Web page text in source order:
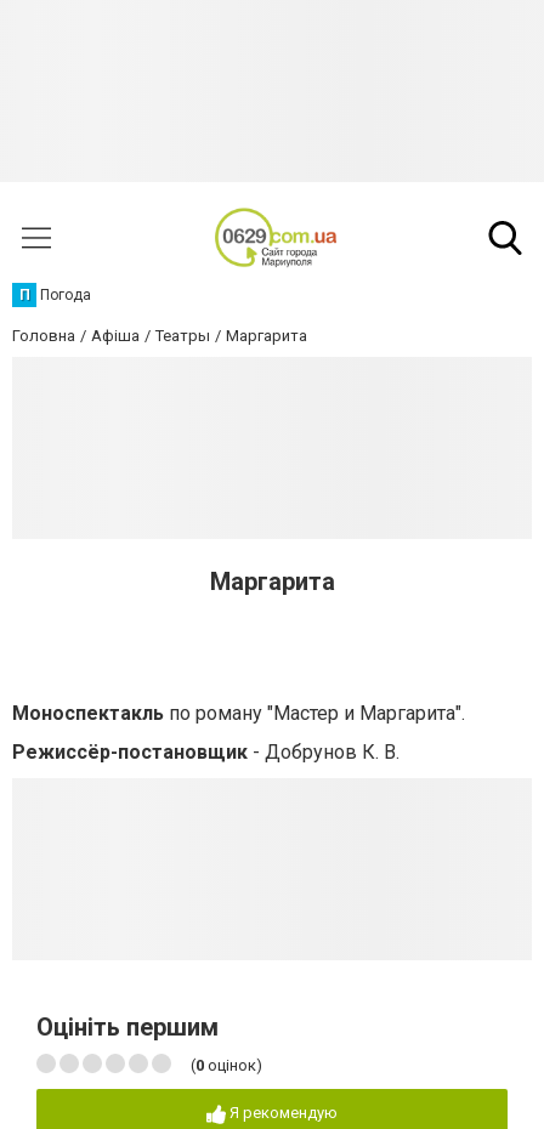
П Погода
Головна Афіша Театры Маргарита
Маргарита
Моноспектакль по роману "Мастер и Маргарита".
Режиссёр-постановщик - Добрунов К. В.
Оцініть першим
(0 оцінок)
Я рекомендую